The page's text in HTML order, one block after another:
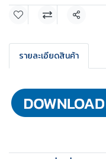
แชร์
รายละเอียดสินค้า